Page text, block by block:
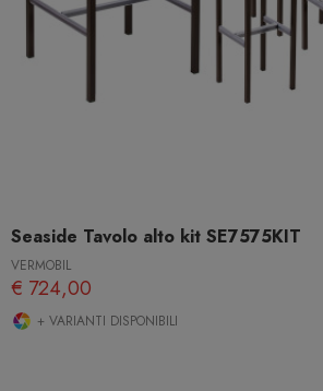
Seaside Tavolo alto kit SE7575KIT
VERMOBIL
€ 724,00
+ VARIANTI DISPONIBILI